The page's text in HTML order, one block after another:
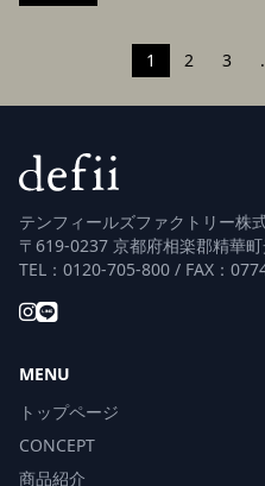
1 2 3
テンフィールズファクトリー株
〒619-0237 京都府相楽郡精華
TEL：0120-705-800 / FAX：
MENU
トップページ
CONCEPT
商品紹介